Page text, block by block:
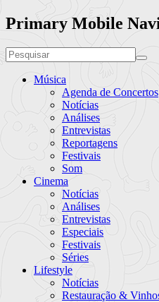
Primary Mobile
Música
Agenda de Concertos
Notícias
Análises
Entrevistas
Reportagens
Festivais
Som
Cinema
Notícias
Análises
Entrevistas
Especiais
Festivais
Séries
Lifestyle
Notícias
Restauração &